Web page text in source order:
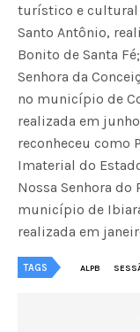
turístico e cultural
Santo Antônio,
Bonito de Santa
Senhora da
no município de
realizada em
reconheceu como
Imaterial do
Nossa Senhora
município de
realizada em
TAGS ALPB